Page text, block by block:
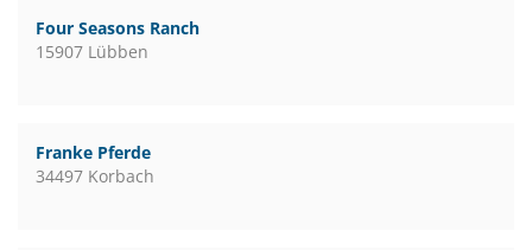
Four Seasons Ranch
15907 Lübben
Franke Pferde
34497 Korbach